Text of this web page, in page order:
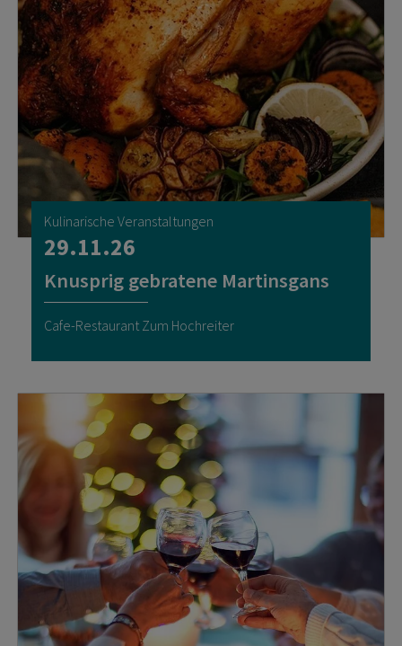
Kulinarische Veranstaltungen
29.11.26
Knusprig gebratene Martinsgans
Cafe-Restaurant Zum Hochreiter